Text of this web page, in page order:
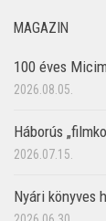
MAGAZIN
100 éves
2026.08.05.
Háborús
2026.07.15.
Nyári könyves